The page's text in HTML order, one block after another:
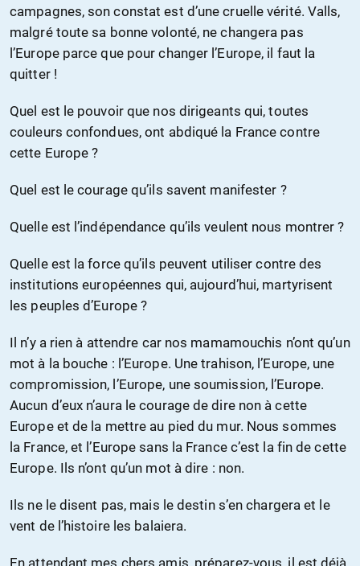
campagnes, son constat est d’une cruelle vérité. Valls,
malgré toute sa bonne volonté, ne changera pas
l’Europe parce que pour changer l’Europe, il faut la
quitter !
Quel est le pouvoir que nos dirigeants qui, toutes
couleurs confondues, ont abdiqué la France contre
cette Europe ?
Quel est le courage qu’ils savent manifester ?
Quelle est l’indépendance qu’ils veulent nous montrer ?
Quelle est la force qu’ils peuvent utiliser contre des
institutions européennes qui, aujourd’hui, martyrisent
les peuples d’Europe ?
Il n’y a rien à attendre car nos mamamouchis n’ont qu’un
mot à la bouche : l’Europe. Une trahison, l’Europe, une
compromission, l’Europe, une soumission, l’Europe.
Aucun d’eux n’aura le courage de dire non à cette
Europe et de la mettre au pied du mur. Nous sommes
la France, et l’Europe sans la France c’est la fin de cette
Europe. Ils n’ont qu’un mot à dire : non.
Ils ne le disent pas, mais le destin s’en chargera et le
vent de l’histoire les balaiera.